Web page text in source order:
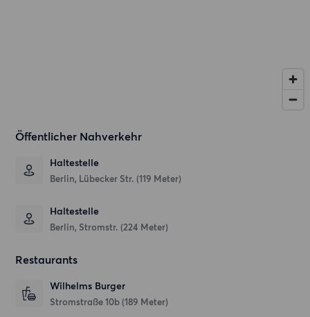
Öffentlicher Nahverkehr
Haltestelle
Berlin, Lübecker Str. (119 Meter)
Haltestelle
Berlin, Stromstr. (224 Meter)
Restaurants
Wilhelms Burger
Stromstraße 10b (189 Meter)